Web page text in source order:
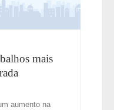
mais
aumento na